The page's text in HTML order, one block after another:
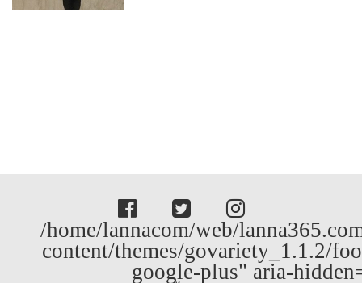
/home/lannacom/web/
content/themes/govariety_1.1.2/
google-plus" aria-